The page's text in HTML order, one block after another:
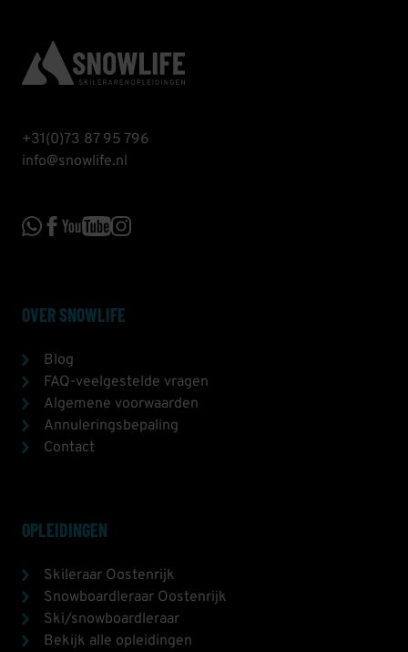
+31(0)73 87 95 796
info@snowlife.nl
OVER SNOWLIFE
Blog
FAQ-veelgestelde vragen
Algemene voorwaarden
Annuleringsbepaling
Contact
OPLEIDINGEN
Skileraar Oostenrijk
Snowboardleraar Oostenrijk
Ski/snowboardleraar
Bekijk alle opleidingen